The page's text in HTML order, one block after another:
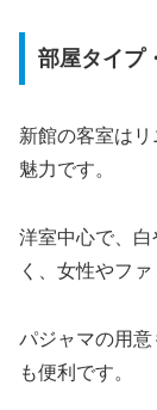
部屋タイプ
新館の客室は
魅力です。
洋室中心で、
く、女性やフ
パジャマの用
も便利です。